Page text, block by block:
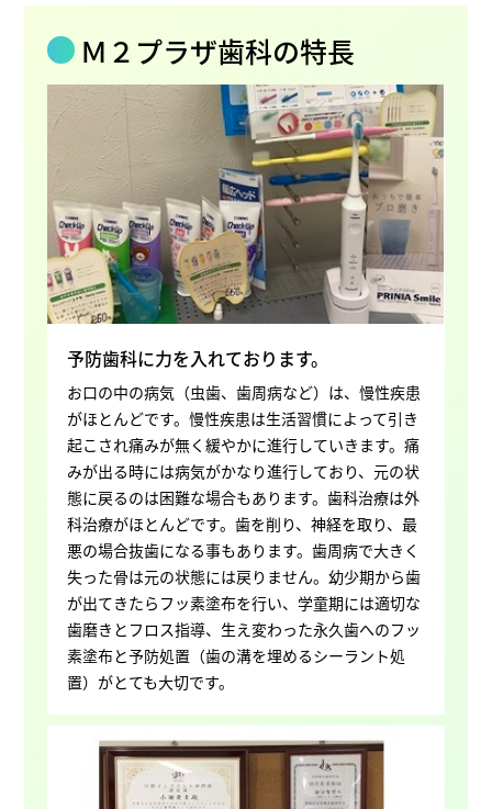
Ｍ２プラザ歯科の特長
予防歯科に力を入れております。
お口の中の病気（虫歯、歯周病など）は、慢性疾患
がほとんどです。慢性疾患は生活習慣によって引き
起こされ痛みが無く緩やかに進行していきます。痛
みが出る時には病気がかなり進行しており、元の状
態に戻るのは困難な場合もあります。歯科治療は外
科治療がほとんどです。歯を削り、神経を取り、最
悪の場合抜歯になる事もあります。歯周病で大きく
失った骨は元の状態には戻りません。幼少期から歯
が出てきたらフッ素塗布を行い、学童期には適切な
歯磨きとフロス指導、生え変わった永久歯へのフッ
素塗布と予防処置（歯の溝を埋めるシーラント処
置）がとても大切です。